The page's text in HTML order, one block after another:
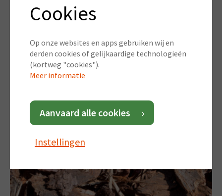
Zuivere tuinaarde
€ 28,00 (incl. BTW)
Cookies
Op onze websites en apps gebruiken wij en
derden cookies of gelijkaardige technologieën
(kortweg "cookies").
Meer informatie
Aanvaard alle cookies
Instellingen